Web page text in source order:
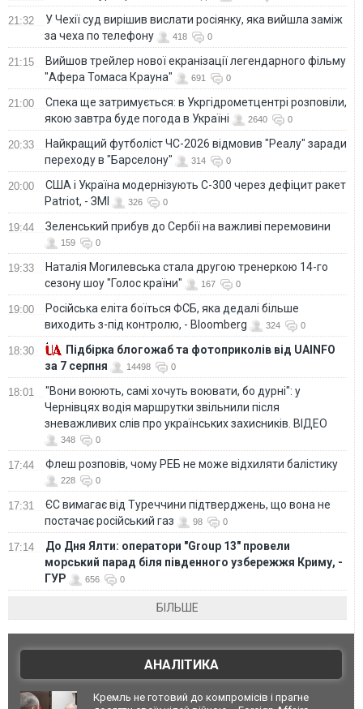
21:32
У Чехії суд вирішив вислати росіянку, яка вийшла заміж
за чеха по телефону
418 0
21:15
Вийшов трейлер нової екранізації легендарного фільму
"Афера Томаса Крауна"
691 0
21:00
Спека ще затримується: в Укргідрометцентрі розповіли,
якою завтра буде погода в Україні
2640 0
20:33
Найкращий футболіст ЧС-2026 відмовив "Реалу" заради
переходу в "Барселону"
314 0
20:00
США і Україна модернізують С-300 через дефіцит ракет
Patriot, - ЗМІ
326 0
19:44 Зеленський прибув до Сербії на важливі перемовини
159 0
19:33
Наталія Могилевська стала другою тренеркою 14-го
сезону шоу "Голос країни"
167 0
19:00
Російська еліта боїться ФСБ, яка дедалі більше
виходить з-під контролю, - Bloomberg
324 0
18:30
Підбірка блогожаб та фотоприколів від UAINFO
за 7 серпня
14498 0
18:01
"Вони воюють, самі хочуть воювати, бо дурні": у
Чернівцях водія маршрутки звільнили після
зневажливих слів про українських захисників. ВІДЕО
348 0
17:44 Флеш розповів, чому РЕБ не може відхиляти балістику
228 0
17:31
ЄС вимагає від Туреччини підтверджень, що вона не
постачає російський газ
98 0
17:14
До Дня Ялти: оператори "Group 13" провели
морський парад біля південного узбережжя Криму, -
ГУР
656 0
БІЛЬШЕ
АНАЛІТИКА
Кремль не готовий до компромісів і прагне